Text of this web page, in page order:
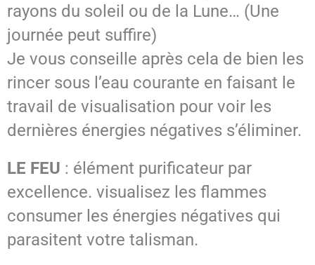
rayons du soleil ou de la Lune… (Une
journée peut suffire)
Je vous conseille après cela de bien les
rincer sous l’eau courante en faisant le
travail de visualisation pour voir les
dernières énergies négatives s’éliminer.
LE FEU : élément purificateur par
excellence. visualisez les flammes
consumer les énergies négatives qui
parasitent votre talisman.